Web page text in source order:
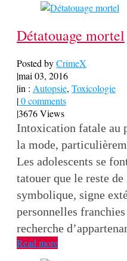
Détatouage mortel
Posted byCrimeX
|mai 03, 2016
|in : Autopsie, Toxicologie
|0 comments
|3676 Views
Intoxication fatale au
la mode,
Les adolescents se
tatouer que le reste
symbolique, signe
personnelles
recherche
Read more